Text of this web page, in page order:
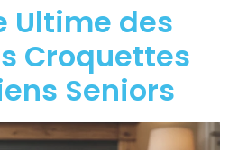
Ultime des
Croquettes
Seniors